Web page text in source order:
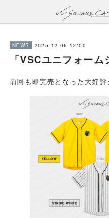
NEWS 2025.12.06 12:00
「VSCユニフォー
前回も即完売となった大好評